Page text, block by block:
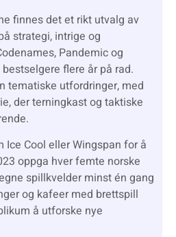
finnes det et rikt utvalg av
strategi, intrige og
Pandemic og
flere år på rad.
tematiske utfordringer, med
der terningkast og taktiske
Ice Cool eller Wingspan for å
oppga hver femte norske
spillkvelder minst én gang
og kafeer med brettspill
å utforske nye